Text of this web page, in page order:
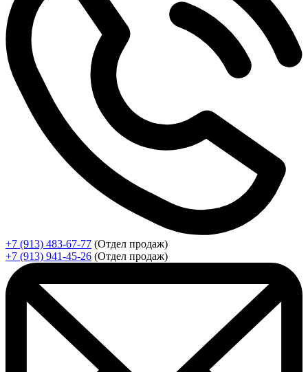
+7 (913) 483-67-77 (Отдел продаж)
+7 (913) 941-45-26 (Отдел продаж)